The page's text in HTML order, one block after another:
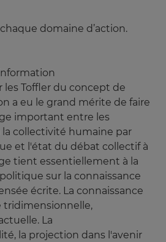
domaine d’action.
les Toffler du concept de
a eu le grand mérite de faire
important entre les
la collectivité humaine par
et l'état du débat collectif à
tient essentiellement à la
sur la connaissance
écrite. La connaissance
tridimensionnelle,
La
la projection dans l'avenir